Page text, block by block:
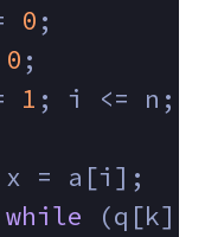
0 ;
0 ;
1 ; i <= n;
		x = a[i];
while (q[k]